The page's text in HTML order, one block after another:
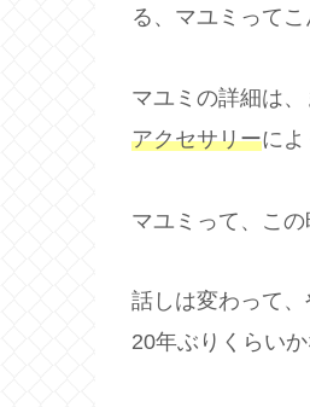
る、マユミってこ
マユミの詳細は
アクセサリーによ
マユミって、こ
話しは変わって、
20年ぶりくらい